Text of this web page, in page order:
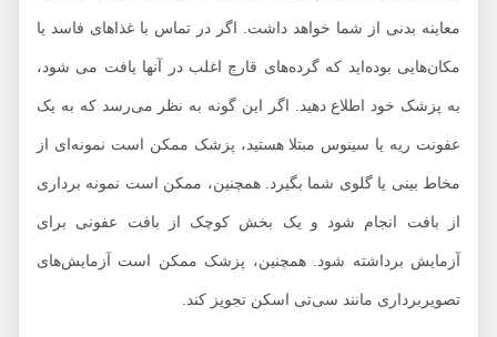
معاینه بدنی از شما خواهد داشت. اگر در تماس با غذاهای فاسد یا
مکان‌هایی بوده‌اید که گرده‌های قارچ اغلب در آنها یافت می شود،
به پزشک خود اطلاع دهید. اگر این گونه به نظر می‌رسد که به یک
عفونت ریه یا سینوس مبتلا هستید، پزشک ممکن است نمونه‌ای از
مخاط بینی یا گلوی شما بگیرد. همچنین، ممکن است نمونه برداری
از بافت انجام شود و یک بخش کوچک از بافت عفونی برای
آزمایش برداشته شود. همچنین، پزشک ممکن است آزمایش‌های
تصویربرداری مانند سی‌تی اسکن تجویز کند.